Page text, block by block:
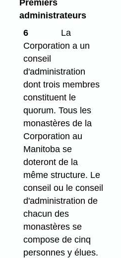
Premiers
administrateurs
6
La
Corporation a un
conseil
d'administration
dont trois membres
constituent le
quorum. Tous les
monastères de la
Corporation au
Manitoba se
doteront de la
même structure. Le
conseil ou le conseil
d'administration de
chacun des
monastères se
compose de cinq
personnes y élues.